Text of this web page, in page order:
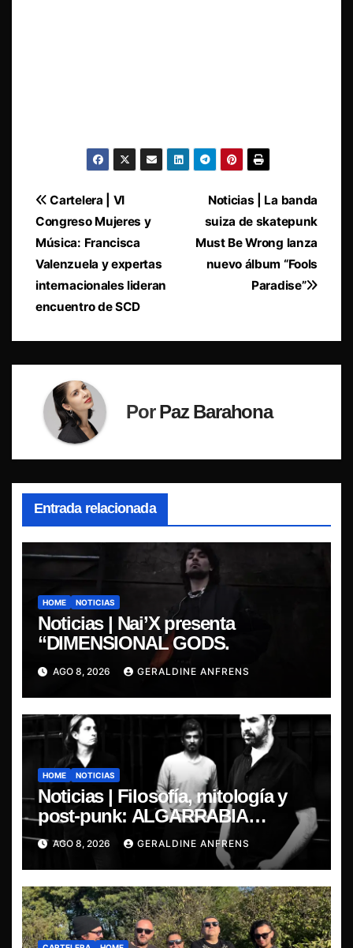
Navegación
de
entradas
Noticias | La banda
suiza de skatepunk
Must Be Wrong lanza
nuevo álbum “Fools
Paradise”
Cartelera | VI
Congreso Mujeres y
Música: Francisca
Valenzuela y expertas
internacionales lideran
encuentro de SCD
PorPaz Barahona
Entrada relacionada
HOME NOTICIAS
Noticias | Nai’X presenta
“DIMENSIONAL GODS.
AGO 8, 2026 GERALDINE ANFRENS
HOME NOTICIAS
Noticias | Filosofía, mitología y
post-punk: ALGARRABIA
presenta “Cantos de Sirena”
AGO 8, 2026 GERALDINE ANFRENS